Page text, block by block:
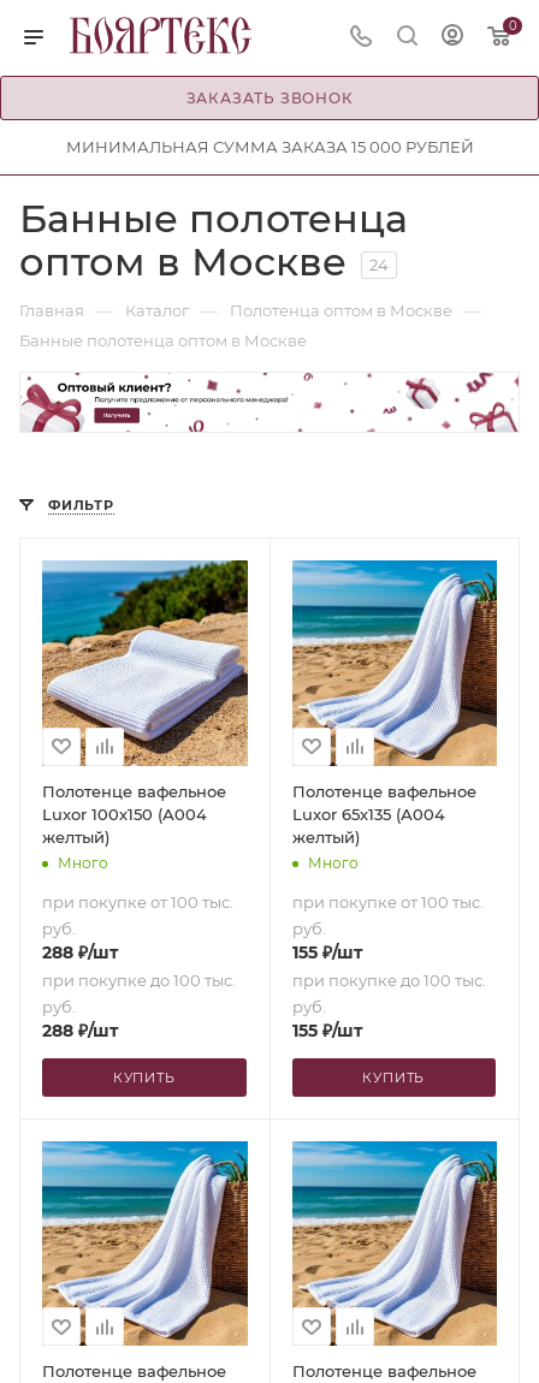
0
ЗАКАЗАТЬ ЗВОНОК
МИНИМАЛЬНАЯ СУММА ЗАКАЗА 15 000 РУБЛЕЙ
Банные полотенца
оптом в Москве
24
Главная — Каталог — Полотенца оптом в Москве —
Банные полотенца оптом в Москве
ФИЛЬТР
Полотенце вафельное
Luxor 100х150 (А004
желтый)
Много
при покупке от 100 тыс.
руб.
288 ₽/шт
при покупке до 100 тыс.
руб.
288 ₽/шт
КУПИТЬ
Полотенце вафельное
Luxor 65х135 (А004
желтый)
Много
при покупке от 100 тыс.
руб.
155₽/шт
при покупке до 100 тыс.
руб.
155₽/шт
КУПИТЬ
Полотенце вафельное
Полотенце вафельное